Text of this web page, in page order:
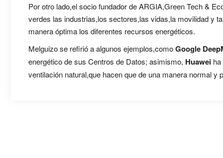
Por otro lado,el socio fundador de ARGIA,Green Tech &
verdes las industrias,los sectores,las vidas,la movilidad y
manera óptima los diferentes recursos energéticos.
Melguizo se refirió a algunos ejemplos,comoGoogle
energético de sus Centros de Datos; asimismo, Huawei
ventilación natural,que hacen que de una manera normal